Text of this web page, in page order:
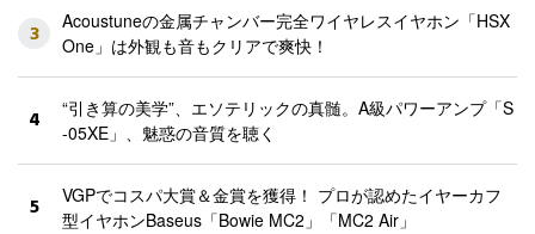
3
Acoustuneの金属チャンバー完全ワイヤレスイヤホン「HSX
One」は外観も音もクリアで爽快！
4
“引き算の美学”、エソテリックの真髄。A級パワーアンプ「S
-05XE」、魅惑の音質を聴く
5
VGPでコスパ大賞＆金賞を獲得！ プロが認めたイヤーカフ
型イヤホンBaseus「Bowie MC2」「MC2 Air」